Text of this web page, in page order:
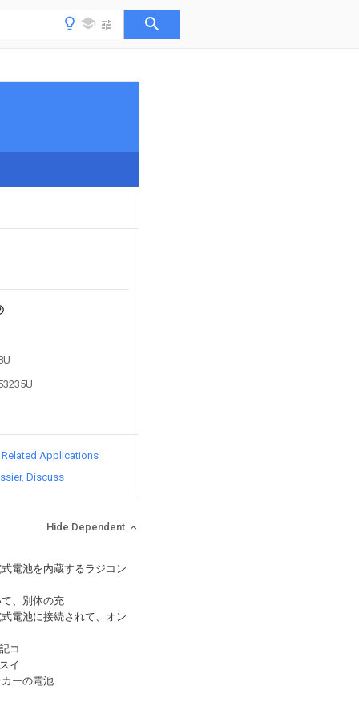
Related Applications
Discuss
Hide Dependent
電池を内蔵するラジコン
、別体の充
電池に接続されて、オン
コ
イ
ーの電池